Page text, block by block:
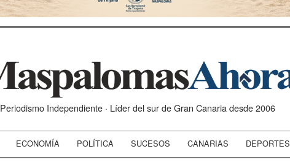
Periodismo Independiente · Líder del sur de Gran Canaria desde 2006
ECONOMÍA POLÍTICA SUCESOS CANARIAS DEPORTES